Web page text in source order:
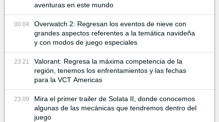
aventuras en este mundo
00:04
Overwatch 2: Regresan los eventos de nieve con
grandes aspectos referentes a la temática navideña
y con modos de juego especiales
23:21
Valorant: Regresa la máxima competencia de la
región, tenemos los enfrentamientos y las fechas
para la VCT Americas
23:09
Mira el primer trailer de Solata II, donde conocemos
algunas de las mecánicas que tendremos dentro del
juego